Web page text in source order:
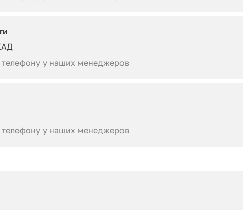
телефону у наших менеджеров
телефону у наших менеджеров